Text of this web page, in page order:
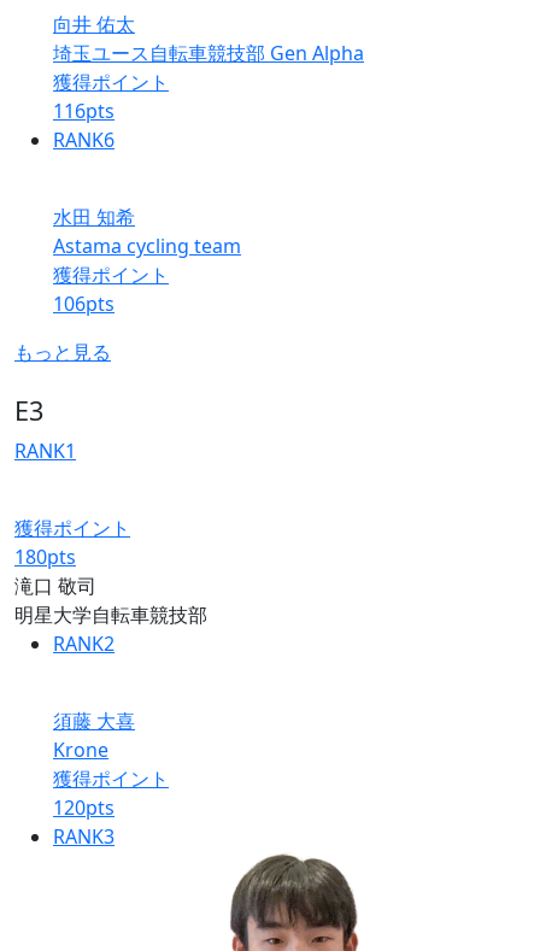
向井 佑太
埼玉ユース自転車競技部 Gen Alpha
獲得ポイント
116pts
RANK6
水田 知希
Astama cycling team
獲得ポイント
106pts
もっと見る
E3
RANK1
獲得ポイント
180pts
滝口 敬司
明星大学自転車競技部
RANK2
須藤 大喜
Krone
獲得ポイント
120pts
RANK3